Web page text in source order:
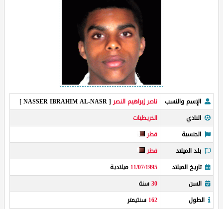
الإسم والنسب ناصر إبراهيم النصر[ NASSER IBRAHIM AL-NASR ]
النادي
الخريطيات
الجنسية
قطر
بلد الميلاد
قطر
تاريخ الميلاد
11/07/1995 ميلادية
السن
30سنة
الطول
162 سنتيمتر